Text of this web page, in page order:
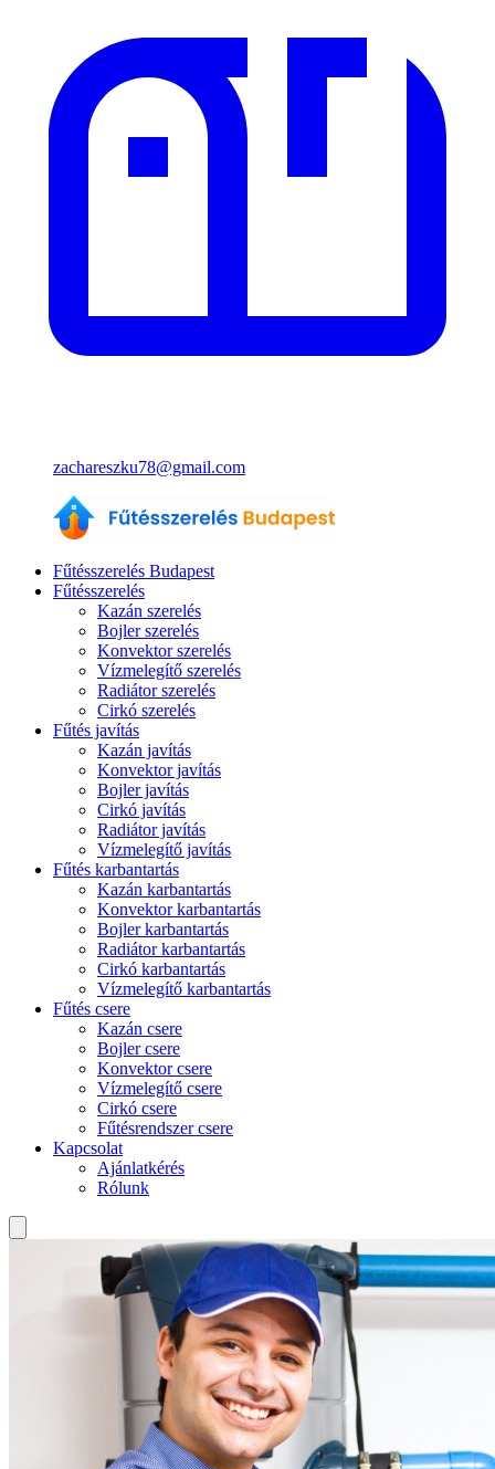
zachareszku78@gmail.com
Fűtésszerelés Budapest
Fűtésszerelés
Kazán szerelés
Bojler szerelés
Konvektor szerelés
Vízmelegítő szerelés
Radiátor szerelés
Cirkó szerelés
Fűtés javítás
Kazán javítás
Konvektor javítás
Bojler javítás
Cirkó javítás
Radiátor javítás
Vízmelegítő javítás
Fűtés karbantartás
Kazán karbantartás
Konvektor karbantartás
Bojler karbantartás
Radiátor karbantartás
Cirkó karbantartás
Vízmelegítő karbantartás
Fűtés csere
Kazán csere
Bojler csere
Konvektor csere
Vízmelegítő csere
Cirkó csere
Fűtésrendszer csere
Kapcsolat
Ajánlatkérés
Rólunk